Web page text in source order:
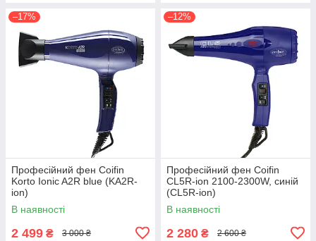
–17%
Професійний фен Coifin
Korto Ionic A2R blue (KA2R-
ion)
В наявності
2 499 ₴ 3 000 ₴
–12%
Професійний фен Coifin
CL5R-ion 2100-2300W, синій
(CL5R-ion)
В наявності
2 280 ₴ 2 600 ₴